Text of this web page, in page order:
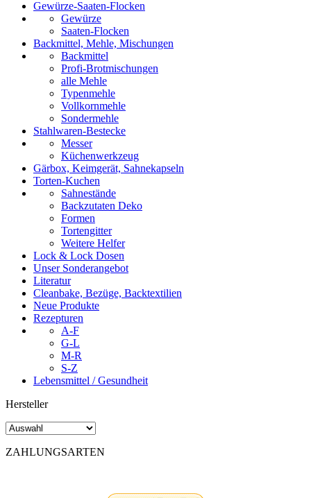
Gewürze-Saaten-Flocken
Gewürze
Saaten-Flocken
Backmittel, Mehle, Mischungen
Backmittel
Profi-Brotmischungen
alle Mehle
Typenmehle
Vollkornmehle
Sondermehle
Stahlwaren-Bestecke
Messer
Küchenwerkzeug
Gärbox, Keimgerät, Sahnekapseln
Torten-Kuchen
Sahnestände
Backzutaten Deko
Formen
Tortengitter
Weitere Helfer
Lock & Lock Dosen
Unser Sonderangebot
Literatur
Cleanbake, Bezüge, Backtextilien
Neue Produkte
Rezepturen
A-F
G-L
M-R
S-Z
Lebensmittel / Gesundheit
Hersteller
ZAHLUNGSARTEN